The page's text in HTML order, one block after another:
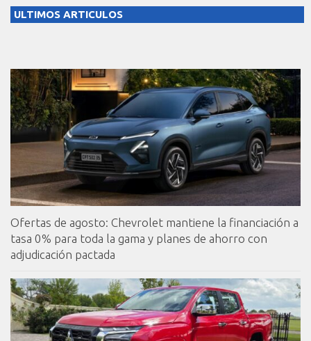
ULTIMOS ARTICULOS
Ofertas de agosto: Chevrolet mantiene la financiación a
tasa 0% para toda la gama y planes de ahorro con
adjudicación pactada